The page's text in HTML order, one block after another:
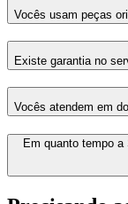
Vocês usam peças
Existe garantia no
Vocês atendem em
Em quanto tempo